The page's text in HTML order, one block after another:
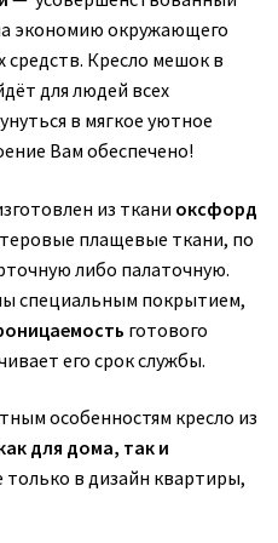
экономию окружающего
Кресло мешок в
для людей всех
в мягкое уютное
Вам обеспечено!
из ткани оксфорд
плащевые ткани, по
либо палаточную.
специальным покрытием,
готового
его срок службы.
особенностям кресло из
для дома, так и
в дизайн квартиры,